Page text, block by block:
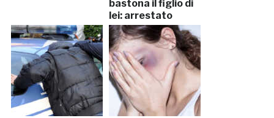
bastona il figlio di
lei: arrestato